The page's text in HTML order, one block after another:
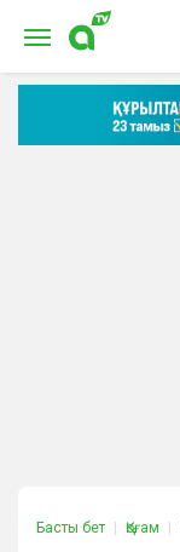
Басты бет Қоғам